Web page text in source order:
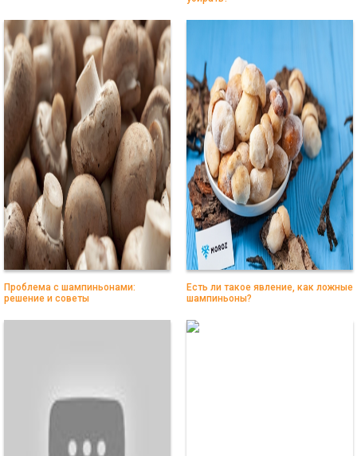
Проблема с шампиньонами:
решение и советы
Есть ли такое явление, как ложные
шампиньоны?